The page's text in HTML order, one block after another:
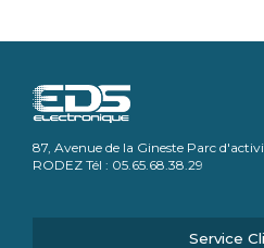
87, Avenue de la Gineste Parc
RODEZ Tél : 05.65.68.38.29